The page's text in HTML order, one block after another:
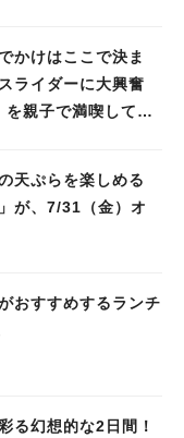
かけはここで決ま
ライダーに大興奮
を親子で満喫してき
天ぷらを楽しめる
が、7/31（金）オ
おすすめするランチ
る幻想的な2日間！